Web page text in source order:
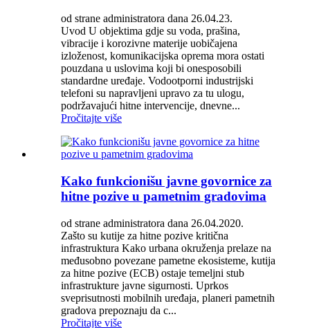
od strane administratora dana 26.04.23.
Uvod U objektima gdje su voda, prašina,
vibracije i korozivne materije uobičajena
izloženost, komunikacijska oprema mora ostati
pouzdana u uslovima koji bi onesposobili
standardne uređaje. Vodootporni industrijski
telefoni su napravljeni upravo za tu ulogu,
podržavajući hitne intervencije, dnevne...
Pročitajte više
Kako funkcionišu javne govornice za
hitne pozive u pametnim gradovima
od strane administratora dana 26.04.2020.
Zašto su kutije za hitne pozive kritična
infrastruktura Kako urbana okruženja prelaze na
međusobno povezane pametne ekosisteme, kutija
za hitne pozive (ECB) ostaje temeljni stub
infrastrukture javne sigurnosti. Uprkos
sveprisutnosti mobilnih uređaja, planeri pametnih
gradova prepoznaju da c...
Pročitajte više